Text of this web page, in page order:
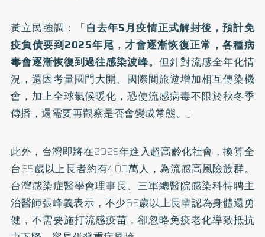
黃立民強調：「自去年5月疫情正式解封後，預計免
疫負債要到2025年尾，才會逐漸恢復正常，各種病
毒會逐漸恢復到過往感染波峰。但針對流感全年化情
況，還因考量國門大開、國際間旅遊增加相互傳染機
會，加上全球氣候暖化，恐使流感病毒不限於秋冬季
傳播，還需要再觀察是否會變成常態。」
此外，台灣即將在2025年進入超高齡化社會，換算全
台65歲以上長者約有400萬人，為流感高風險族群。
台灣感染症醫學會理事長、三軍總醫院感染科特聘主
治醫師張峰義表示，不少65歲以上長輩認為身體還勇
健，不需要施打流感疫苗 ，卻忽略免疫老化導致抵抗